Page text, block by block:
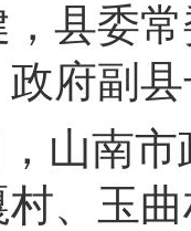
县委
府副
，山南
、玉